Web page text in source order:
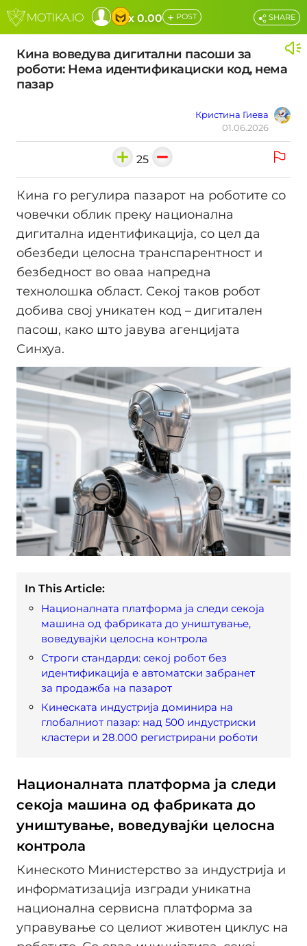
x 0.00 + POST
Кина воведува дигитални пасоши за
роботи: Нема идентификациски код, нема
пазар
Кристина Гиева
01.06.2026
SHARE
25
Кина го регулира пазарот на роботите со
човечки облик преку национална
дигитална идентификација, со цел да
обезбеди целосна транспарентност и
безбедност во оваа напредна
технолошка област. Секој таков робот
добива свој уникатен код – дигитален
пасош, како што јавува агенцијата
Синхуа.
In This Article:
Националната платформа ја следи секоја
машина од фабриката до уништување,
воведувајќи целосна контрола
Строги стандарди: секој робот без
идентификација е автоматски забранет
за продажба на пазарот
Кинеската индустрија доминира на
глобалниот пазар: над 500 индустриски
кластери и 28.000 регистрирани роботи
Националната платформа ја следи
секоја машина од фабриката до
уништување, воведувајќи целосна
контрола
Кинеското Министерство за индустрија и
информатизација изгради уникатна
национална сервисна платформа за
управување со целиот животен циклус на